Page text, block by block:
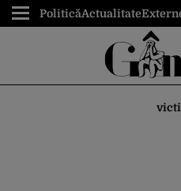
PoliticăActualitate